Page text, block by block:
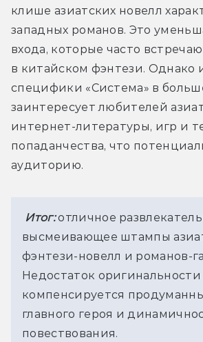
клише азиатских новелл
западных романов. Это
входа, которые часто
в китайском фэнтези. Однако
специфики «Система» в
заинтересует любителей
интернет-литературы, игр и
попаданчества, что
аудиторию.
Итог: отличное
высмеивающее штампы
фэнтези-новелл и романов-
Недостаток оригинальности
компенсируется
главного героя и
повествования.